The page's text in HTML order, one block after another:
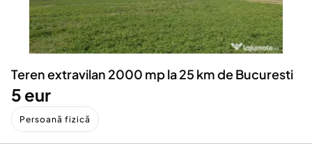
Servicii
Animale de companie
Afaceri și echipamente profesionale
Inchiriere Bunuri si Vehicule
Utilaje agricole si industriale
Piese auto si accesorii
Dacia Duster
Teren extravilan 2000 mp la 25 km de Bucuresti
5 eur
Persoană fizică